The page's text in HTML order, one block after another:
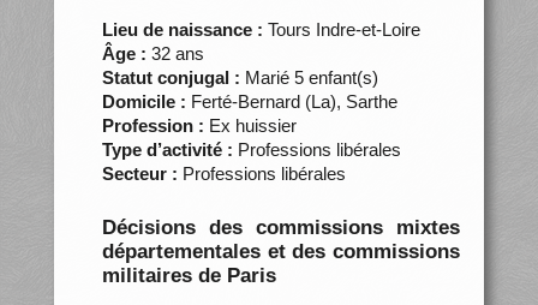
Lieu de naissance : Tours Indre-et-Loire
Âge : 32 ans
Statut conjugal : Marié 5 enfant(s)
Domicile : Ferté-Bernard (La), Sarthe
Profession : Ex huissier
Type d’activité : Professions libérales
Secteur : Professions libérales
Décisions des commissions mixtes
départementales et des commissions
militaires de Paris